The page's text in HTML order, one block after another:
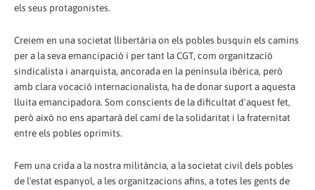
els seus protagonistes.
Creiem en una societat llibertària on els pobles busquin els camins
per a la seva emancipació i per tant la CGT, com organització
sindicalista i anarquista, ancorada en la península ibèrica, però
amb clara vocació internacionalista, ha de donar suport a aquesta
lluita emancipadora. Som conscients de la dificultat d'aquest fet,
però això no ens apartarà del camí de la solidaritat i la fraternitat
entre els pobles oprimits.
Fem una crida a la nostra militància, a la societat civil dels pobles
de l'estat espanyol, a les organitzacions afins, a totes les gents de